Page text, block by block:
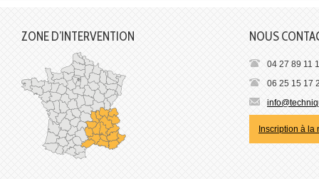
ZONE D’INTERVENTION NOUS
04 27 89 11
06 25 15 17
Inscription à la